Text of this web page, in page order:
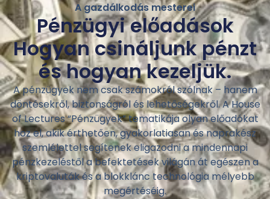
A gazdálkodás mesterei
Pénzügyi előadások
Hogyan csináljunk pénzt
és hogyan kezeljük.
A pénzügyek nem csak számokról szólnak – hanem
döntésekről, biztonságról és lehetőségekről. A House
of Lectures “Pénzügyek” tematikája olyan előadókat
hoz el, akik érthetően, gyakorlatiasan és naprakész
szemlélettel segítenek eligazodni a mindennapi
pénzkezeléstől a befektetések világán át egészen a
kriptovaluták és a blokklánc technológia mélyebb
megértéséig.